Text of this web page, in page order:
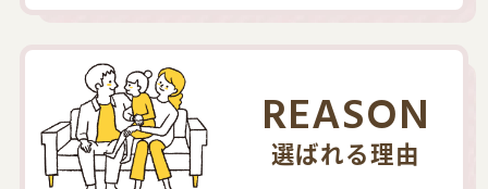
REASON
選ばれる理由